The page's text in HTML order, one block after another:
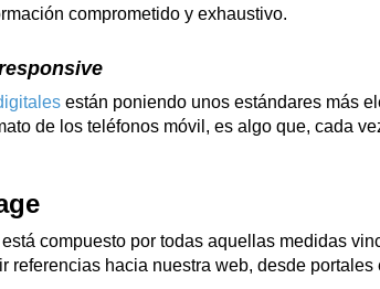
comprometido y exhaustivo.
están poniendo unos estándares más
de los teléfonos móvil, es algo que, cada
compuesto por todas aquellas medidas
referencias hacia nuestra web, desde portales